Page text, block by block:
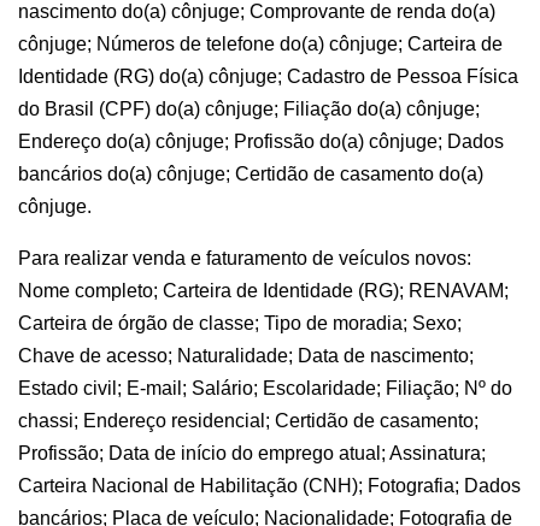
nascimento do(a) cônjuge; Comprovante de renda do(a)
cônjuge; Números de telefone do(a) cônjuge; Carteira de
Identidade (RG) do(a) cônjuge; Cadastro de Pessoa Física
do Brasil (CPF) do(a) cônjuge; Filiação do(a) cônjuge;
Endereço do(a) cônjuge; Profissão do(a) cônjuge; Dados
bancários do(a) cônjuge; Certidão de casamento do(a)
cônjuge.
Para realizar venda e faturamento de veículos novos:
Nome completo; Carteira de Identidade (RG); RENAVAM;
Carteira de órgão de classe; Tipo de moradia; Sexo;
Chave de acesso; Naturalidade; Data de nascimento;
Estado civil; E-mail; Salário; Escolaridade; Filiação; Nº do
chassi; Endereço residencial; Certidão de casamento;
Profissão; Data de início do emprego atual; Assinatura;
Carteira Nacional de Habilitação (CNH); Fotografia; Dados
bancários; Placa de veículo; Nacionalidade; Fotografia de